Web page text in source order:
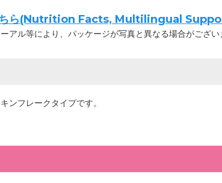
ちら(Nutrition Facts, Multilingual
アル等により、パッケージが写真と異なる場合がござい
ンフレークタイプです。